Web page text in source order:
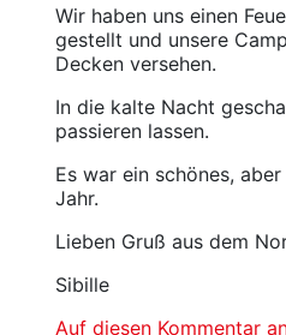
Wir haben uns einen
gestellt und unsere
Decken versehen.
In die kalte Nacht
passieren lassen.
Es war ein schönes,
Jahr.
Lieben Gruß aus dem
Sibille
Auf diesen Kommentar